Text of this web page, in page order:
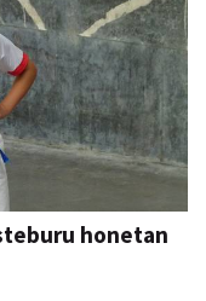
honetan